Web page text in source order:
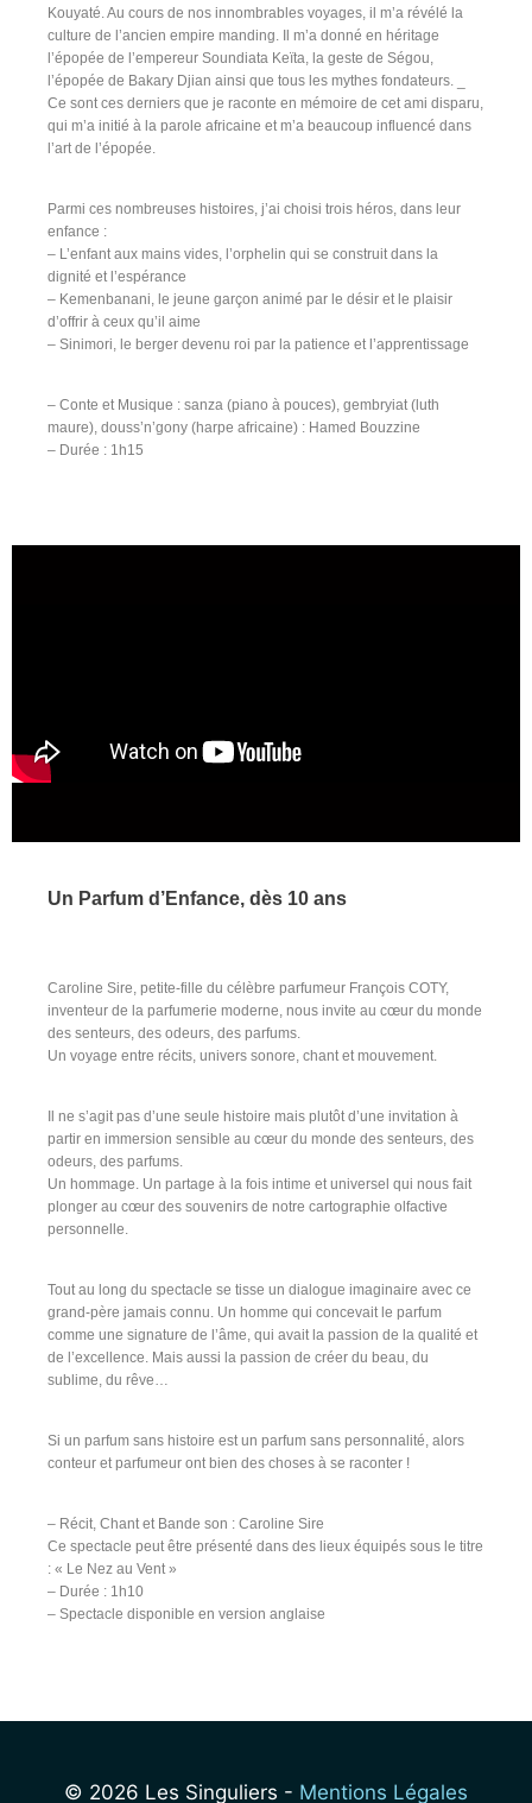
Kouyaté. Au cours de nos innombrables voyages, il m’a révélé la
culture de l’ancien empire manding. Il m’a donné en héritage
l’épopée de l’empereur Soundiata Keïta, la geste de Ségou,
l’épopée de Bakary Djian ainsi que tous les mythes fondateurs. _
Ce sont ces derniers que je raconte en mémoire de cet ami disparu,
qui m’a initié à la parole africaine et m’a beaucoup influencé dans
l’art de l’épopée.
Parmi ces nombreuses histoires, j’ai choisi trois héros, dans leur
enfance :
– L’enfant aux mains vides, l’orphelin qui se construit dans la
dignité et l’espérance
– Kemenbanani, le jeune garçon animé par le désir et le plaisir
d’offrir à ceux qu’il aime
– Sinimori, le berger devenu roi par la patience et l’apprentissage
– Conte et Musique : sanza (piano à pouces), gembryiat (luth
maure), douss’n’gony (harpe africaine) : Hamed Bouzzine
– Durée : 1h15
Un Parfum d’Enfance, dès 10 ans
Caroline Sire, petite-fille du célèbre parfumeur François COTY,
inventeur de la parfumerie moderne, nous invite au cœur du monde
des senteurs, des odeurs, des parfums.
Un voyage entre récits, univers sonore, chant et mouvement.
Il ne s’agit pas d’une seule histoire mais plutôt d’une invitation à
partir en immersion sensible au cœur du monde des senteurs, des
odeurs, des parfums.
Un hommage. Un partage à la fois intime et universel qui nous fait
plonger au cœur des souvenirs de notre cartographie olfactive
personnelle.
Tout au long du spectacle se tisse un dialogue imaginaire avec ce
grand-père jamais connu. Un homme qui concevait le parfum
comme une signature de l’âme, qui avait la passion de la qualité et
de l’excellence. Mais aussi la passion de créer du beau, du
sublime, du rêve…
Si un parfum sans histoire est un parfum sans personnalité, alors
conteur et parfumeur ont bien des choses à se raconter !
– Récit, Chant et Bande son : Caroline Sire
Ce spectacle peut être présenté dans des lieux équipés sous le titre
: « Le Nez au Vent »
– Durée : 1h10
– Spectacle disponible en version anglaise
© 2026 Les Singuliers - Mentions Légales